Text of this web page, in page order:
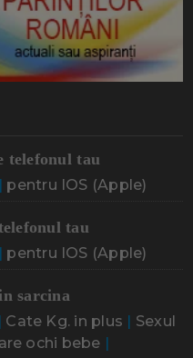
telefonul tau
pentru IOS (Apple)
tau
pentru IOS (Apple)
sarcina
Cate Kg. in plus
Sexul
ochi bebe